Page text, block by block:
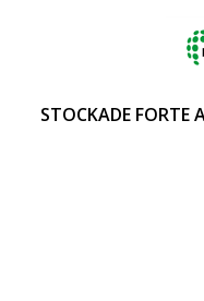
STOCKADE FORTE